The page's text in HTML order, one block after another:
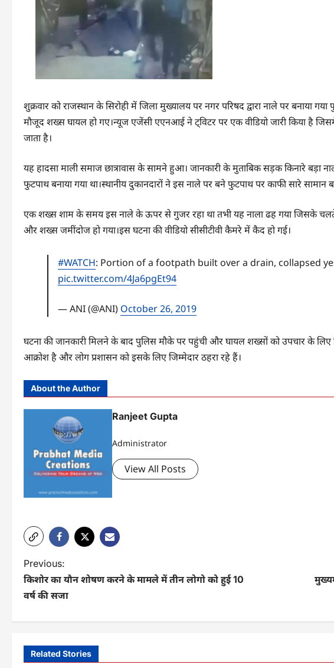
शुक्रवार को राजस्थान के सिरोही में जिला मुख्यालय पर नगर परिषद द्वारा नाले पर बनाया
मौजूद शख्स घायल हो गए।न्यूज एजेंसी एएनआई ने ट्विटर पर एक वीडियो जारी किया है
जाता है।
यह हादसा माली समाज छात्रावास के सामने हुआ। जानकारी के मुताबिक सड़क किनारे बड़ा
फुटपाथ बनाया गया था।स्थानीय दुकानदारों ने इस नाले पर बने फुटपाथ पर काफी सारे सामान
एक शख्स शाम के समय इस नाले के ऊपर से गुजर रहा था तभी यह नाला ढह गया जिसके
और शख्स जमींदोज हो गया।इस घटना की वीडियो सीसीटीवी कैमरे में कैद हो गई।
#WATCH: Portion of a footpath built over a drain, collapsed
pic.twitter.com/4Ja6pgEt94
— ANI (@ANI) October 26, 2019
घटना की जानकारी मिलने के बाद पुलिस मौके पर पहुंची और घायल शख्सों को उपचार के लिए
आक्रोश है और लोग प्रशासन को इसके लिए जिम्मेदार ठहरा रहे हैं।
About the Author
Ranjeet Gupta
Administrator
View All Posts
P
o
n
Previous:
किशोर का यौन शोषण करने के मामले में तीन लोगो को हुई 10
वर्ष की सजा
Related Stories